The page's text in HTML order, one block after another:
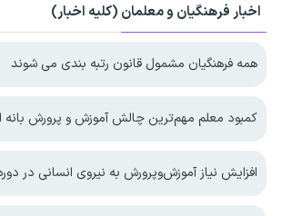
اخبار فرهنگیان و معلمان (کلیه اخبار)
همه فرهنگیان مشمول قانون رتبه بندی می شوند
کمبود معلم مهم‌ترین چالش آموزش و پرورش
افزایش نیاز آموزش‌وپرورش به نیروی انسانی در